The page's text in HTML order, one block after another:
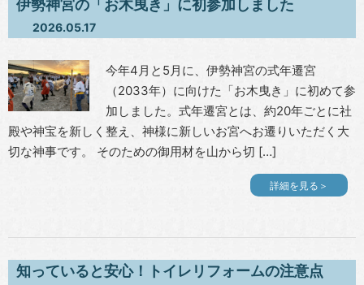
伊勢神宮の「お木曳き」に初参加しました
2026.05.17
今年4月と5月に、伊勢神宮の式年遷宮
（2033年）に向けた「お木曳き」に初めて参
加しました。式年遷宮とは、約20年ごとに社
殿や神宝を新しく整え、神様に新しいお宮へお遷りいただく大
切な神事です。 そのための御用材を山から切 […]
詳細を見る＞
知っていると安心！トイレリフォームの注意点